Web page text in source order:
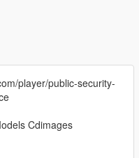
player/public-security-
Cdimages